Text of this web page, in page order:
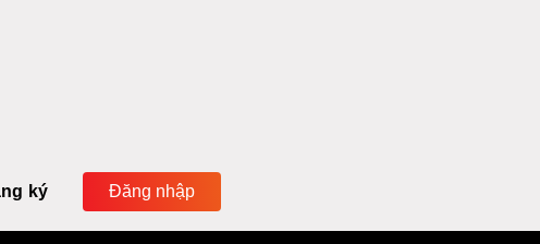
ký Đăng nhập